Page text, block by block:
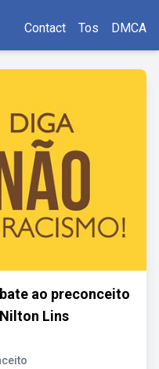
Contact Tos DMCA
ao preconceito
Lins